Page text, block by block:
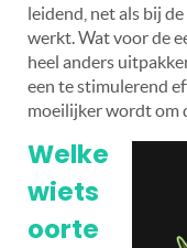
leidend, net als bij
werkt. Wat voor de
heel anders
een te stimulerend
moeilijker wordt om
Welke
wiets
oorte